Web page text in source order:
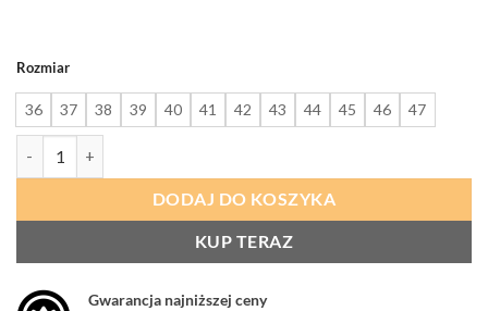
Rozmiar
36 37 38 39 40 41 42 43 44 45 46
47
DODAJ DO KOSZYKA
KUP TERAZ
Gwarancja najniższej ceny